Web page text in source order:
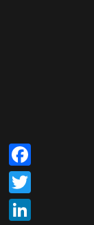
Facebook
Twitter